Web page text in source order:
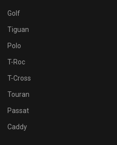
Golf
Tiguan
Polo
T-Roc
T-Cross
Touran
Passat
Caddy